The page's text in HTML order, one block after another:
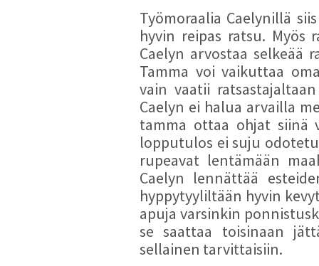
Työmoraalia Caelynillä
hyvin reipas ratsu. Myös
Caelyn arvostaa selkeää
Tamma voi vaikuttaa
vain vaatii
Caelyn ei halua arvailla
tamma ottaa ohjat siinä
lopputulos ei suju
rupeavat lentämään
Caelyn lennättää
hyppytyyliltään hyvin
apuja varsinkin
se saattaa toisinaan
sellainen tarvittaisiin.